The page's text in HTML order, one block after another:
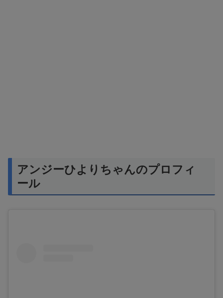
アンジーひよりちゃんのプロフィ
ール